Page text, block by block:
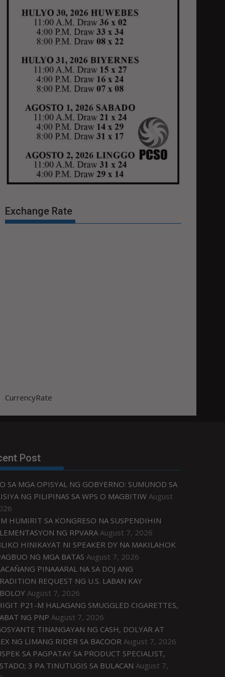
Exchange Rate
CurrencyRate
Post
SA MGA OPISYAL NG GOBYERNO: SUMUNOD SA
NG PILIPINAS SA WPS O MAGBITIW August
HUMIRIT SA KONGRESO NA SUSPENDIHIN
NG RPVARA August 7, 2026
HINIKAYAT NI SPEAKER DY NA MAKILAHOK
NG MGA BATAS August 7, 2026
PINAAARAL NA SA DOJ ANG
REQUEST NG U.S. LABAN KAY
August 7, 2026
P21-M HALAGANG SMUGGLED CIGARETTES,
NG PNP August 7, 2026
TINANGAYAN NG CASH, DOLYAR AT
NG LIMANG RIDER SA BACOOR August 7, 2026
SA PAGPATAY SA PRODUCT SPECIALIST,
3 PA TINUTUGIS SA BULACAN August 7,